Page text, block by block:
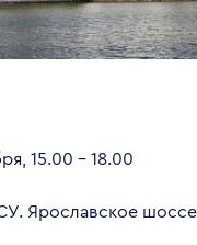
15.00 – 18.00
Ярославское